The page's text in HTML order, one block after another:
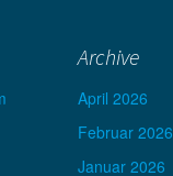
Archive
April 2026
Februar 2026
Januar 2026